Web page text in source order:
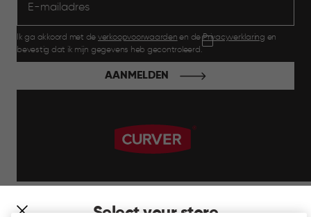
Select your store
Ik ga akkoord met de verkoopvoorwaarden en dePrivacyverklaring en
bevestig dat ik mijn gegevens heb gecontroleerd.
AANMELDEN